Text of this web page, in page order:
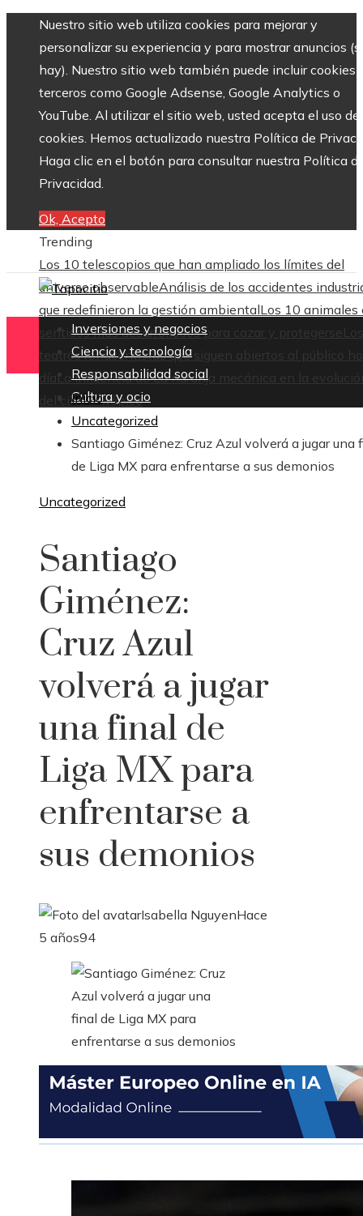
Nuestro sitio web utiliza cookies para mejorar y
personalizar su experiencia y para mostrar anuncios
hay). Nuestro sitio web también puede incluir cookies
terceros como Google Adsense, Google Analytics o
YouTube. Al utilizar el sitio web, usted acepta el uso de
cookies. Hemos actualizado nuestra Política de
Haga clic en el botón para consultar nuestra Política
Privacidad.
Ok, Acepto
Trending
Los 10 telescopios que han ampliado los límites del
universo observableAnálisis de los accidentes
que redefinieron la gestión ambientalLos 10 animales
sentidos más desarrollados para cazar y protegerse Los
teatros renacentistas que siguen abiertos al público
La influencia de La naranja mecánica en la
del cine distópico
Inversiones y negocios
Ciencia y tecnología
Responsabilidad social
Cultura y ocio
Inicio
Uncategorized
Santiago Giménez: Cruz Azul volverá a jugar una
de Liga MX para enfrentarse a sus demonios
Uncategorized
Santiago
Giménez:
Cruz Azul
volverá a jugar
una final de
Liga MX para
enfrentarse a
sus demonios
Isabella NguyenHace
5 años94